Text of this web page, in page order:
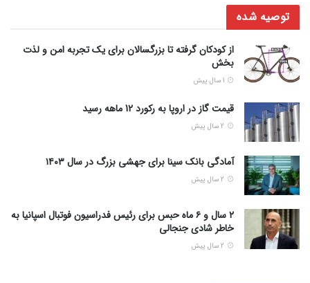
توصیه شده
از کودکان گرفته تا بزرگسالان برای یک تجربه امن و لذت
بخش
قیمت گاز در اروپا به رکورد 12 ماهه رسید
آمادگی بانک سینا برای جهشی بزرگ در سال ۱۴۰۳
۲ سال و ۶ ماه حبس برای رئیس فدراسیون فوتبال اسپانیا به
خاطر شادی جنجالی